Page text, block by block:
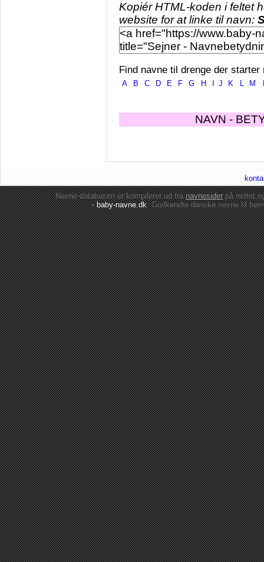
Kopiér HTML-koden i feltet
website for at linke til navn:
Find navne til drenge der starter
A B C D E F G H J K L M
NAVN -
Navne-databasen er kompileret ud franavnesiderpå nettet
•baby-navne.dk: Godkendte danskenavne til børn